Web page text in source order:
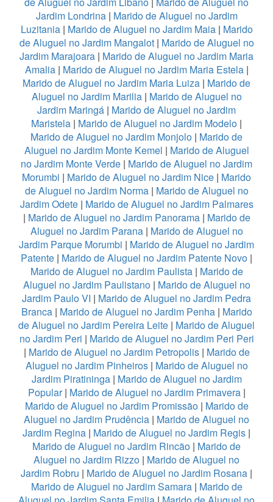
Jardim Londrina| Marido de Aluguel no Jardim
Luzitania| Marido de Aluguel no Jardim Maia| Marido
de Aluguel no Jardim Mangalot| Marido de Aluguel no
Jardim Marajoara | Marido de Aluguel no Jardim Maria
Amalia| Marido de Aluguel no Jardim Maria Estela|
Marido de Aluguel no Jardim Maria Luiza | Marido de
Aluguel no Jardim Marilia| Marido de Aluguel no
Jardim Maringá | Marido de Aluguel no Jardim
Maristela | Marido de Aluguel no Jardim Modelo |
Marido de Aluguel no Jardim Monjolo | Marido de
Aluguel no Jardim Monte Kemel | Marido de Aluguel
no Jardim Monte Verde | Marido de Aluguel no Jardim
Morumbi | Marido de Aluguel no Jardim Nice | Marido
de Aluguel no Jardim Norma| Marido de Aluguel no
Jardim Odete| Marido de Aluguel no Jardim Palmares
| Marido de Aluguel no Jardim Panorama| Marido de
Aluguel no Jardim Parana| Marido de Aluguel no
Jardim Parque Morumbi | Marido de Aluguel no Jardim
Patente | Marido de Aluguel no Jardim Patente Novo |
Marido de Aluguel no Jardim Paulista| Marido de
Aluguel no Jardim Paulistano| Marido de Aluguel no
Jardim Paulo VI | Marido de Aluguel no Jardim Pedra
Branca| Marido de Aluguel no Jardim Penha| Marido
de Aluguel no Jardim Pereira Leite | Marido de Aluguel
no Jardim Peri | Marido de Aluguel no Jardim Peri Peri
| Marido de Aluguel no Jardim Petropolis| Marido de
Aluguel no Jardim Pinheiros| Marido de Aluguel no
Jardim Piratininga| Marido de Aluguel no Jardim
Popular| Marido de Aluguel no Jardim Primavera|
Marido de Aluguel no Jardim Promissão| Marido de
Aluguel no Jardim Prudência | Marido de Aluguel no
Jardim Regina | Marido de Aluguel no Jardim Regis |
Marido de Aluguel no Jardim Rincão | Marido de
Aluguel no Jardim Rizzo | Marido de Aluguel no
Jardim Robru | Marido de Aluguel no Jardim Rosana |
Marido de Aluguel no Jardim Samara| Marido de